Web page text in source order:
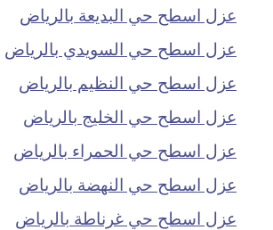
عزل اسطح حي البديعة بالرياض
عزل اسطح حي السويدي بالرياض
عزل اسطح حي النظيم بالرياض
عزل اسطح حي الخليج بالرياض
عزل اسطح حي الحمراء بالرياض
عزل اسطح حي النهضة بالرياض
عزل اسطح حي غرناطة بالرياض